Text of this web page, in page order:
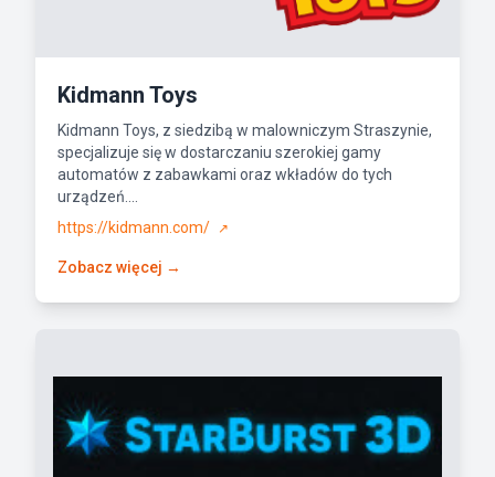
Kidmann Toys
Kidmann Toys, z siedzibą w malowniczym Straszynie,
specjalizuje się w dostarczaniu szerokiej gamy
automatów z zabawkami oraz wkładów do tych
urządzeń....
https://kidmann.com/
↗
Zobacz więcej →